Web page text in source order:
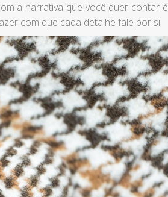
a narrativa que você quer contar é
com que cada detalhe fale por si.